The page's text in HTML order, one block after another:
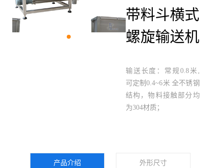
带料斗横式
螺旋输送机
输送长度：常规0.8米,
可定制0.4~6米 全不锈钢
结构，物料接触部分均
为304材质；
产品介绍 外形尺寸